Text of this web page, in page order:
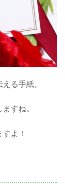
る手紙。
すね。
よ！